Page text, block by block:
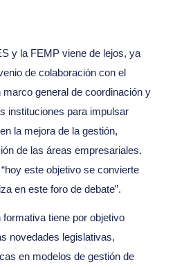
y la FEMP viene de lejos, ya
de colaboración con el
general de coordinación y
instituciones para impulsar
la mejora de la gestión,
de las áreas empresariales.
este objetivo se convierte
en este foro de debate”.
tiene por objetivo
novedades legislativas,
en modelos de gestión de